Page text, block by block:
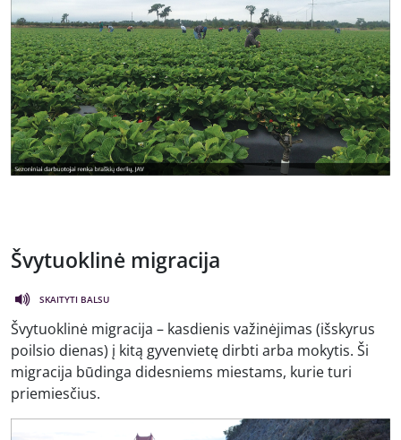
Švytuoklinė migracija
SKAITYTI BALSU
Švytuoklinė migracija – kasdienis važinėjimas (išskyrus
poilsio dienas) į kitą gyvenvietę dirbti arba mokytis. Ši
migracija būdinga didesniems miestams, kurie turi
priemiesčius.